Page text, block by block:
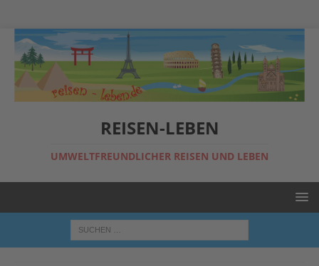
REISEN-LEBEN
UMWELTFREUNDLICHER REISEN UND LEBEN